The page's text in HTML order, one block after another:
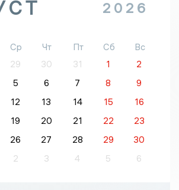
2026
Ср Чт Пт Сб
Вс
29 30 31 1
2
5 6 7 8
9
12 13 14 15
16
19 20 21 22
23
26 27 28 29
30
2 3 4 5 6